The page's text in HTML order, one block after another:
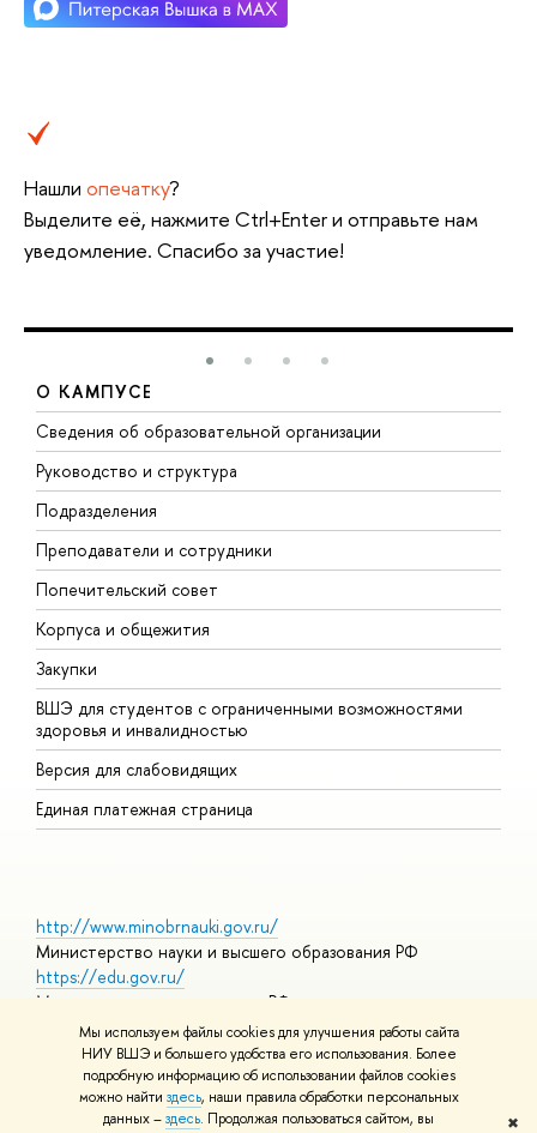
Мы используем файлы cookies для улучшения работы сайта
НИУ ВШЭ и большего удобства его использования. Более
подробную информацию об использовании файлов cookies
можно найти здесь, наши правила обработки персональных
данных –здесь. Продолжая пользоваться сайтом, вы
✖
Нашли опечатку?
Выделите её, нажмите Ctrl+Enter и отправьте нам
уведомление. Спасибо за участие!
О КАМПУСЕ
Сведения об образовательной организации
Руководство и структура
Подразделения
Преподаватели и сотрудники
Попечительский совет
Корпуса и общежития
Закупки
ВШЭ для студентов с ограниченными возможностями
здоровья и инвалидностью
Версия для слабовидящих
Единая платежная страница
http://www.minobrnauki.gov.ru/
Министерство науки и высшего образования РФ
https://edu.gov.ru/
Министерство просвещения РФ
https://elearning.hse.ru/mooc
Массовые открытые онлайн-курсы
© НИУ ВШЭ 1993–2026 Адреса и контактыУсловия